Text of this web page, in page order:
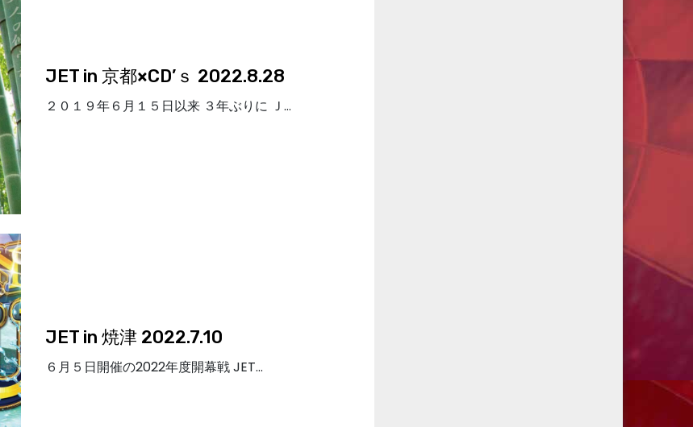
JET in 京都×CD’ｓ 2022.8.28
２０１９年６月１５日以来 ３年ぶりに Ｊ…
JET in 焼津 2022.7.10
６月５日開催の2022年度開幕戦 JET…